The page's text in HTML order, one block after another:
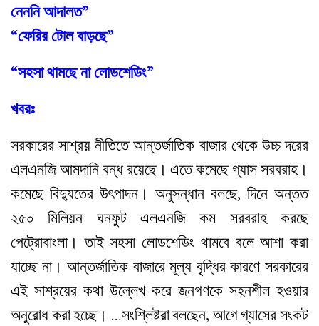
নেননি আদালত”
“ফেরির টোল বাড়ছে”
“সহসা থামছে না লোডশেডিং”
খবরঃ
সরকারের সাশ্রয় নীতিতে আন্তর্জাতিক বাজার থেকে উচ্চ দরের
এলএনজি আমদানি বন্ধ রয়েছে। এতে কমেছে গ্যাস সরবরাহ।
কমেছে বিদ্যুতের উৎপাদন। অনুসন্ধান বলছে, দিনে অন্তত
২৫০ মিলিয়ন ঘনফুট এলএনজি কম সরবরাহ করছে
পেট্রোবাংলা। তাই সহসা লোডশেডিং থামবে বলে আশা করা
যাচ্ছে না। আন্তর্জাতিক বাজারে মূল্য বৃদ্ধির কারণে সরকারের
এই সাশ্রয়ের কথা উল্লেখ করে জনগণকে সহনশীল হওয়ার
অনুরোধ করা হচ্ছে। …সংশ্লিষ্টরা বলছেন, আগে গ্যাসের সংকট